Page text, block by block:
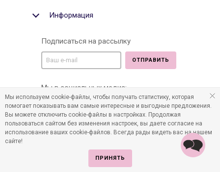
Информация
Подписаться на рассылку
ОТПРАВИТЬ
Мы в социальных медиа:
©2011-2026 Все права защищены. Интернет-магазин
Мы используем cookie-файлы, чтобы получать статистику, которая
помогает показывать вам самые интересные и выгодные предложения.
Вы можете отключить cookie-файлы в настройках. Продолжая
пользоваться сайтом без изменения настроек, вы даете согласие на
использование ваших cookie-файлов. Всегда рады видеть вас на нашем
сайте!
ПРИНЯТЬ